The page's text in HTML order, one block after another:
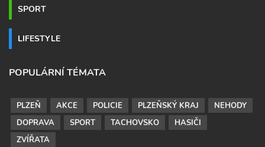
SPORT
LIFESTYLE
POPULÁRNÍ TÉMATA
PLZEŇ AKCE POLICIE PLZEŇSKÝ KRAJ
NEHODY
DOPRAVA
SPORT TACHOVSKO
HASIČI
ZVÍŘATA